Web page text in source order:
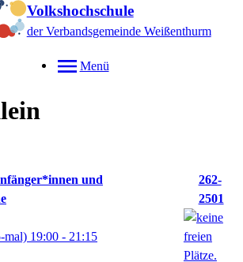
Volkshochschule
der Verbandsgemeinde Weißenthurm
Menü
und
262-
2501
mal) 19:00 - 21:15